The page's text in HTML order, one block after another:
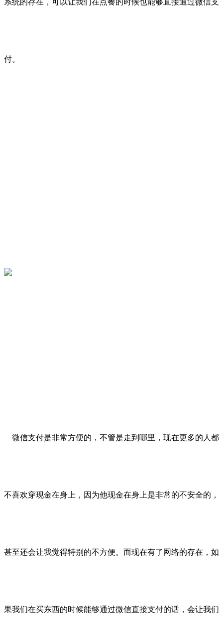
系统的存在，可以让我们在点餐的时候也能够直接通过微信支
付。
微信支付是非常方便的，不管是走到哪里，现在更多的人都
不喜欢穿现金在身上，因为他现金在身上是非常的不安全的，
甚至还会让我觉得特别的不方便。而现在有了网络的存在，如
果我们在买东西的时候能够通过微信直接支付的话，会让我们